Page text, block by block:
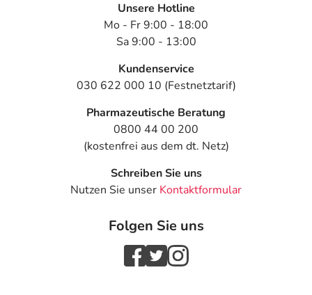
Unsere Hotline
Mo - Fr 9:00 - 18:00
Sa 9:00 - 13:00
Kundenservice
030 622 000 10 (Festnetztarif)
Pharmazeutische Beratung
0800 44 00 200
(kostenfrei aus dem dt. Netz)
Schreiben Sie uns
Nutzen Sie unser Kontaktformular
Folgen Sie uns